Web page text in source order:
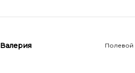
Полевой